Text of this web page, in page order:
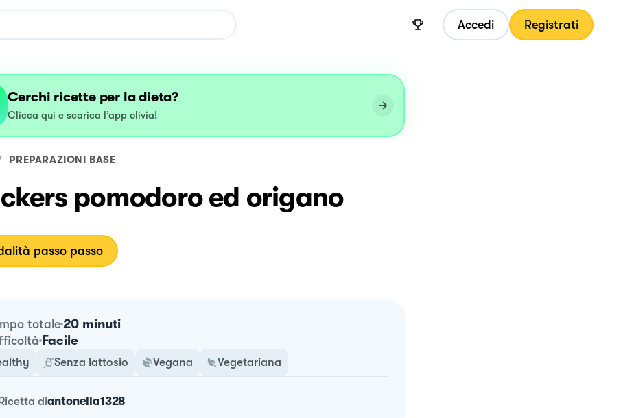
Accedi Registrati
Cerchi ricette per la dieta?
Clicca qui e scarica l’app olivia!
PREPARAZIONI BASE
pomodoro ed origano
passo passo
totale 20 minuti
Facile
Senza lattosio Vegana Vegetariana
ricetta diantonella1328